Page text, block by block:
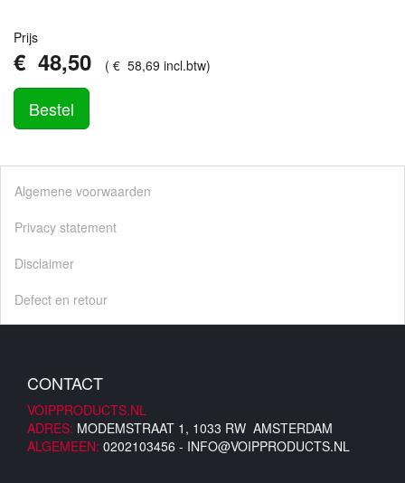
Prijs
€ 48,50 ( € 58,69 incl.btw)
Bestel
Algemene voorwaarden
Privacy statement
Disclaimer
Defect en retour
CONTACT
VOIPPRODUCTS.NL
ADRES: MODEMSTRAAT 1, 1033 RW AMSTERDAM
ALGEMEEN: 0202103456 - INFO@VOIPPRODUCTS.NL